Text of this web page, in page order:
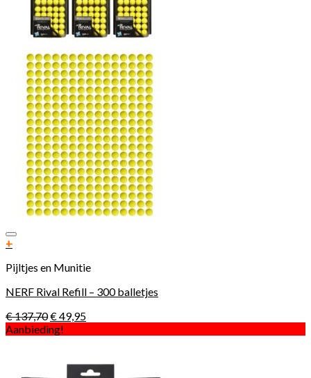
+
Pijltjes en Munitie
NERF Rival Refill – 300 balletjes
€137,70€49,95
Aanbieding!